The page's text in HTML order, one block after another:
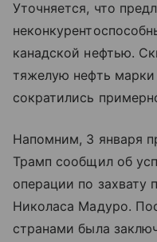
Уточняется, что
канадской нефтью.
тяжелую нефть марки
сократились
Напомним, 3 января
Трамп сообщил об
операции по захвату
Николаса Мадуро.
странами была